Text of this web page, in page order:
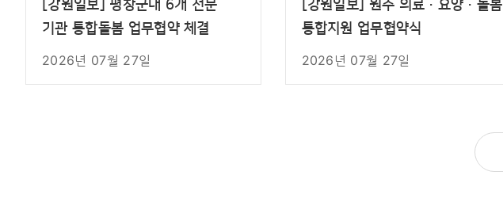
[강원일보] 평창군내 6개 전문
기관 통합돌봄 업무협약 체결
2026년 07월 27일
[강원일보] 원주 의료·요양·돌봄
통합지원 업무협약식
2026년 07월 27일